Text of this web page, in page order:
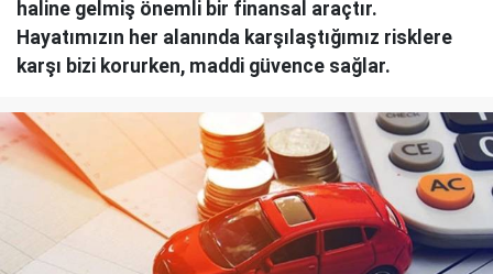
haline gelmiş önemli bir finansal araçtır.
Hayatımızın her alanında karşılaştığımız risklere
karşı bizi korurken, maddi güvence sağlar.